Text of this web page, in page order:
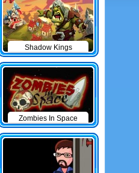
Shadow Kings
Zombies In Space